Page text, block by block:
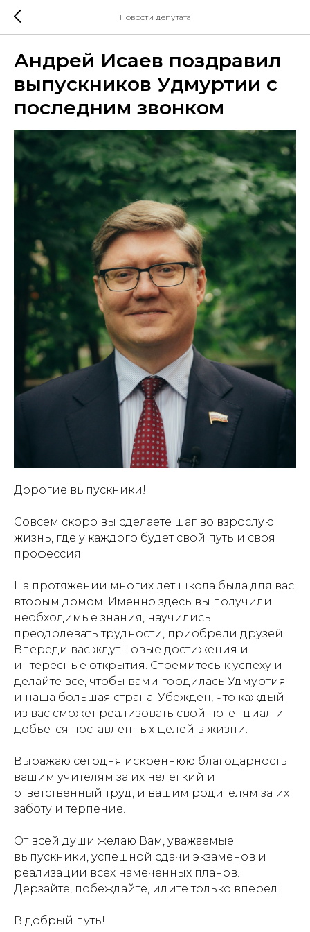
Новости депутата
Андрей Исаев поздравил
выпускников Удмуртии с
последним звонком
Дорогие выпускники!
Совсем скоро вы сделаете шаг во взрослую
жизнь, где у каждого будет свой путь и своя
профессия.
На протяжении многих лет школа была для вас
вторым домом. Именно здесь вы получили
необходимые знания, научились
преодолевать трудности, приобрели друзей.
Впереди вас ждут новые достижения и
интересные открытия. Стремитесь к успеху и
делайте все, чтобы вами гордилась Удмуртия
и наша большая страна. Убежден, что каждый
из вас сможет реализовать свой потенциал и
добьется поставленных целей в жизни.
Выражаю сегодня искреннюю благодарность
вашим учителям за их нелегкий и
ответственный труд, и вашим родителям за их
заботу и терпение.
От всей души желаю Вам, уважаемые
выпускники, успешной сдачи экзаменов и
реализации всех намеченных планов.
Дерзайте, побеждайте, идите только вперед!
В добрый путь!